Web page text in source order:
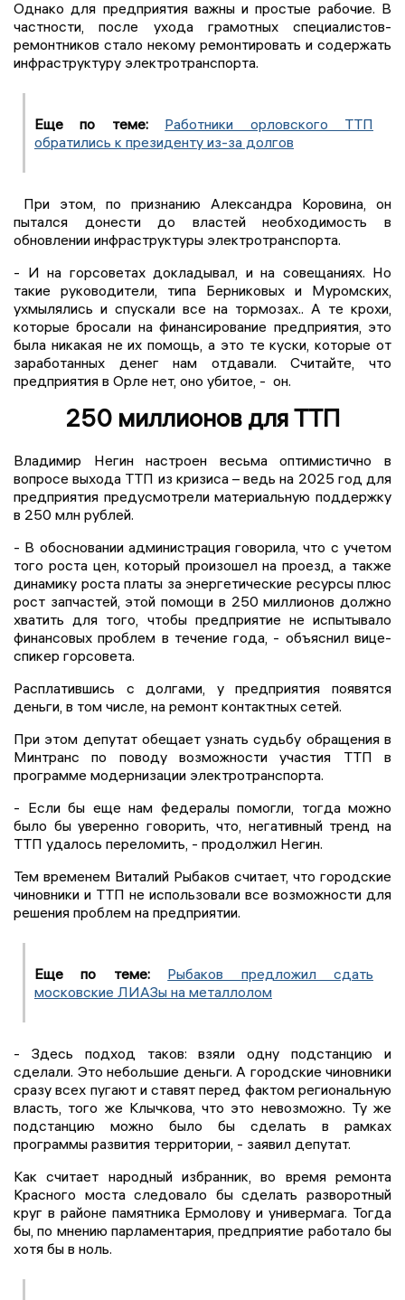
Однако для предприятия важны и простые рабочие. В
частности, после ухода грамотных специалистов-
ремонтников стало некому ремонтировать и содержать
инфраструктуру электротранспорта.
Еще по теме: Работники орловского ТТП
обратились к президенту из-за долгов
При этом, по признанию Александра Коровина, он
пытался донести до властей необходимость в
обновлении инфраструктуры электротранспорта.
- И на горсоветах докладывал, и на совещаниях. Но
такие руководители, типа Берниковых и Муромских,
ухмылялись и спускали все на тормозах.. А те крохи,
которые бросали на финансирование предприятия, это
была никакая не их помощь, а это те куски, которые от
заработанных денег нам отдавали. Считайте, что
предприятия в Орле нет, оно убитое, - он.
250 миллионов для ТТП
Владимир Негин настроен весьма оптимистично в
вопросе выхода ТТП из кризиса – ведь на 2025 год для
предприятия предусмотрели материальную поддержку
в 250 млн рублей.
- В обосновании администрация говорила, что с учетом
того роста цен, который произошел на проезд, а также
динамику роста платы за энергетические ресурсы плюс
рост запчастей, этой помощи в 250 миллионов должно
хватить для того, чтобы предприятие не испытывало
финансовых проблем в течение года, - объяснил вице-
спикер горсовета.
Расплатившись с долгами, у предприятия появятся
деньги, в том числе, на ремонт контактных сетей.
При этом депутат обещает узнать судьбу обращения в
Минтранс по поводу возможности участия ТТП в
программе модернизации электротранспорта.
- Если бы еще нам федералы помогли, тогда можно
было бы уверенно говорить, что, негативный тренд на
ТТП удалось переломить, - продолжил Негин.
Тем временем Виталий Рыбаков считает, что городские
чиновники и ТТП не использовали все возможности для
решения проблем на предприятии.
Еще по теме: Рыбаков предложил сдать
московские ЛИАЗы на металлолом
- Здесь подход таков: взяли одну подстанцию и
сделали. Это небольшие деньги. А городские чиновники
сразу всех пугают и ставят перед фактом региональную
власть, того же Клычкова, что это невозможно. Ту же
подстанцию можно было бы сделать в рамках
программы развития территории, - заявил депутат.
Как считает народный избранник, во время ремонта
Красного моста следовало бы сделать разворотный
круг в районе памятника Ермолову и универмага. Тогда
бы, по мнению парламентария, предприятие работало бы
хотя бы в ноль.